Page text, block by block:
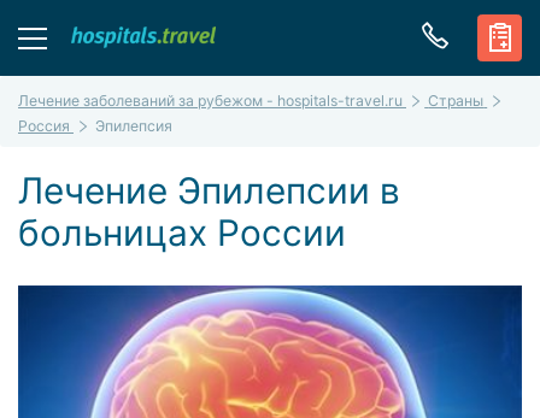
Лечение заболеваний за рубежом - hospitals-travel.ru
Страны
Россия
Эпилепсия
Лечение Эпилепсии в
больницах России